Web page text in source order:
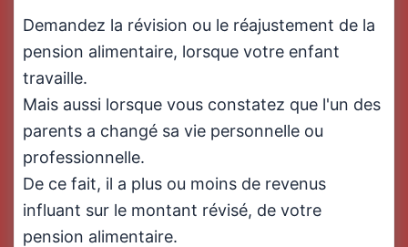
Demandez la révision ou le réajustement de la
pension alimentaire, lorsque votre enfant
travaille.
Mais aussi lorsque vous constatez que l'un des
parents a changé sa vie personnelle ou
professionnelle.
De ce fait, il a plus ou moins de revenus
influant sur le montant révisé, de votre
pension alimentaire.